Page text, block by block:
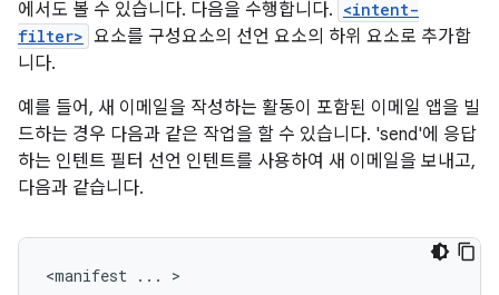
에서도 볼 수 있습니다. 다음을 수행합니다. <intent-
filter> 요소를 구성요소의 선언 요소의 하위 요소로 추가합
니다.
예를 들어, 새 이메일을 작성하는 활동이 포함된 이메일 앱을 빌
드하는 경우 다음과 같은 작업을 할 수 있습니다. 'send'에 응답
하는 인텐트 필터 선언 인텐트를 사용하여 새 이메일을 보내고,
다음과 같습니다.
<manifest ...